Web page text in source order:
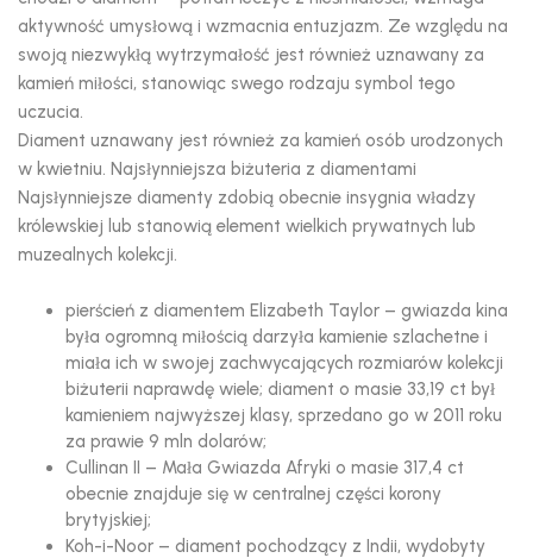
aktywność umysłową i wzmacnia entuzjazm. Ze względu na
swoją niezwykłą wytrzymałość jest również uznawany za
kamień miłości, stanowiąc swego rodzaju symbol tego
uczucia.
Diament uznawany jest również za kamień osób urodzonych
w kwietniu. Najsłynniejsza biżuteria z diamentami
Najsłynniejsze diamenty zdobią obecnie insygnia władzy
królewskiej lub stanowią element wielkich prywatnych lub
muzealnych kolekcji.
pierścień z diamentem Elizabeth Taylor – gwiazda kina
była ogromną miłością darzyła kamienie szlachetne i
miała ich w swojej zachwycających rozmiarów kolekcji
biżuterii naprawdę wiele; diament o masie 33,19 ct był
kamieniem najwyższej klasy, sprzedano go w 2011 roku
za prawie 9 mln dolarów;
Cullinan II – Mała Gwiazda Afryki o masie 317,4 ct
obecnie znajduje się w centralnej części korony
brytyjskiej;
Koh-i-Noor – diament pochodzący z Indii, wydobyty